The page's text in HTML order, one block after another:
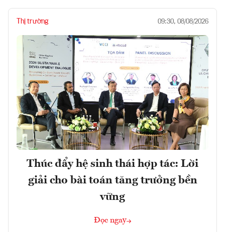
Thị trường 09:30, 08/08/2026
Thúc đẩy hệ sinh thái hợp tác: Lời
giải cho bài toán tăng trưởng bền
vững
Đọc ngay